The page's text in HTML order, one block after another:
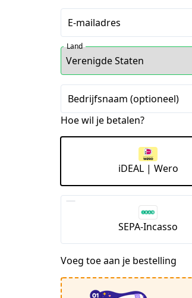
E-mailadres
Land
Bedrijfsnaam (optioneel)
Hoe wil je betalen?
iDEAL | Wero
SEPA-Incasso
Voeg toe aan je bestelling